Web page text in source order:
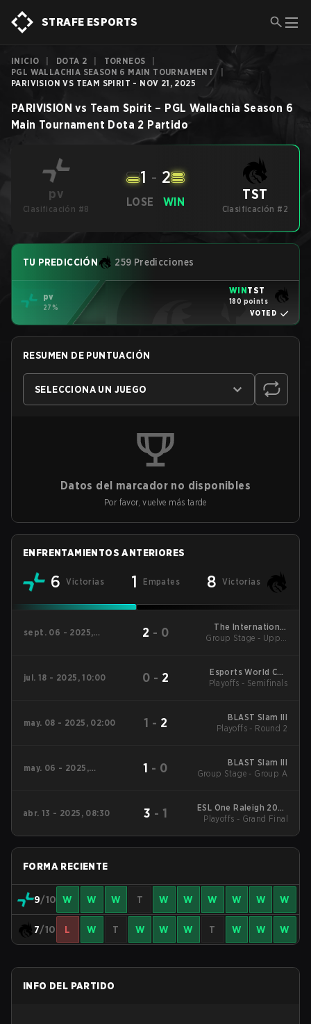
STRAFE ESPORTS
INICIO DOTA 2 TORNEOS
PGL WALLACHIA SEASON 6 MAIN TOURNAMENT
PARIVISION VS TEAM SPIRIT - NOV 21, 2025
PARIVISION vs Team Spirit – PGL Wallachia Season 6
Main Tournament Dota 2 Partido
pv
Clasificación #8
LOSE
1 - 2
WIN TST
Clasificación #2
TU PREDICCIÓN 259 Predicciones
pv
27%
WINTST
180 points
VOTED
RESUMEN DE PUNTUACIÓN
SELECCIONA UN JUEGO
Datos del marcador no disponibles
Por favor, vuelve más tarde
ENFRENTAMIENTOS ANTERIORES
6 Victorias 1 Empates 8 Victorias
sept. 06 - 2025,
2 - 0
The International
2025 Main Event
Group Stage - Upper
jul. 18 - 2025, 10:00 0 - 2
Esports World Cup
2025 Dota2
Playoffs - Semifinals
may. 08 - 2025, 02:00 1 - 2
BLAST Slam III
Playoffs - Round 2
may. 06 - 2025,
1 - 0
BLAST Slam III
Group Stage - Group A
abr. 13 - 2025, 08:30 3 - 1
ESL One Raleigh 2025
Main Tournament
Playoffs - Grand Final
FORMA RECIENTE
9/10 W W W T W W W W W W
7/10 L W T W W W T W W W
INFO DEL PARTIDO